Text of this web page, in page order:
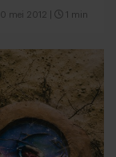
10 mei 2012 1 min